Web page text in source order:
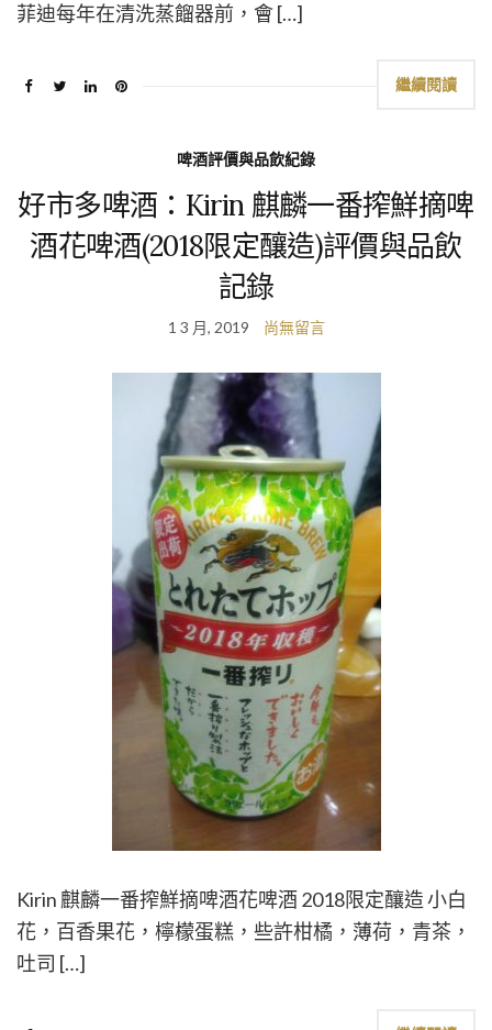
菲迪每年在清洗蒸餾器前，會 […]
繼續閱讀
啤酒評價與品飲紀錄
好市多啤酒：Kirin 麒麟一番搾鮮摘啤
酒花啤酒(2018限定釀造)評價與品飲
記錄
1 3 月, 2019 尚無留言
Kirin 麒麟一番搾鮮摘啤酒花啤酒 2018限定釀造 小白
花，百香果花，檸檬蛋糕，些許柑橘，薄荷，青茶，
吐司 […]